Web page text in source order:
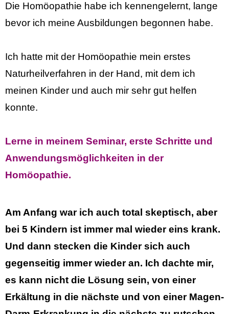
Die Homöopathie habe ich kennengelernt, lange
bevor ich meine Ausbildungen begonnen habe.
Ich hatte mit der Homöopathie mein erstes
Naturheilverfahren in der Hand, mit dem ich
meinen Kinder und auch mir sehr gut helfen
konnte.
Lerne in meinem Seminar, erste Schritte und
Anwendungsmöglichkeiten in der
Homöopathie.
Am Anfang war ich auch total skeptisch, aber
bei 5 Kindern ist immer mal wieder eins krank.
Und dann stecken die Kinder sich auch
gegenseitig immer wieder an. Ich dachte mir,
es kann nicht die Lösung sein, von einer
Erkältung in die nächste und von einerMagen-